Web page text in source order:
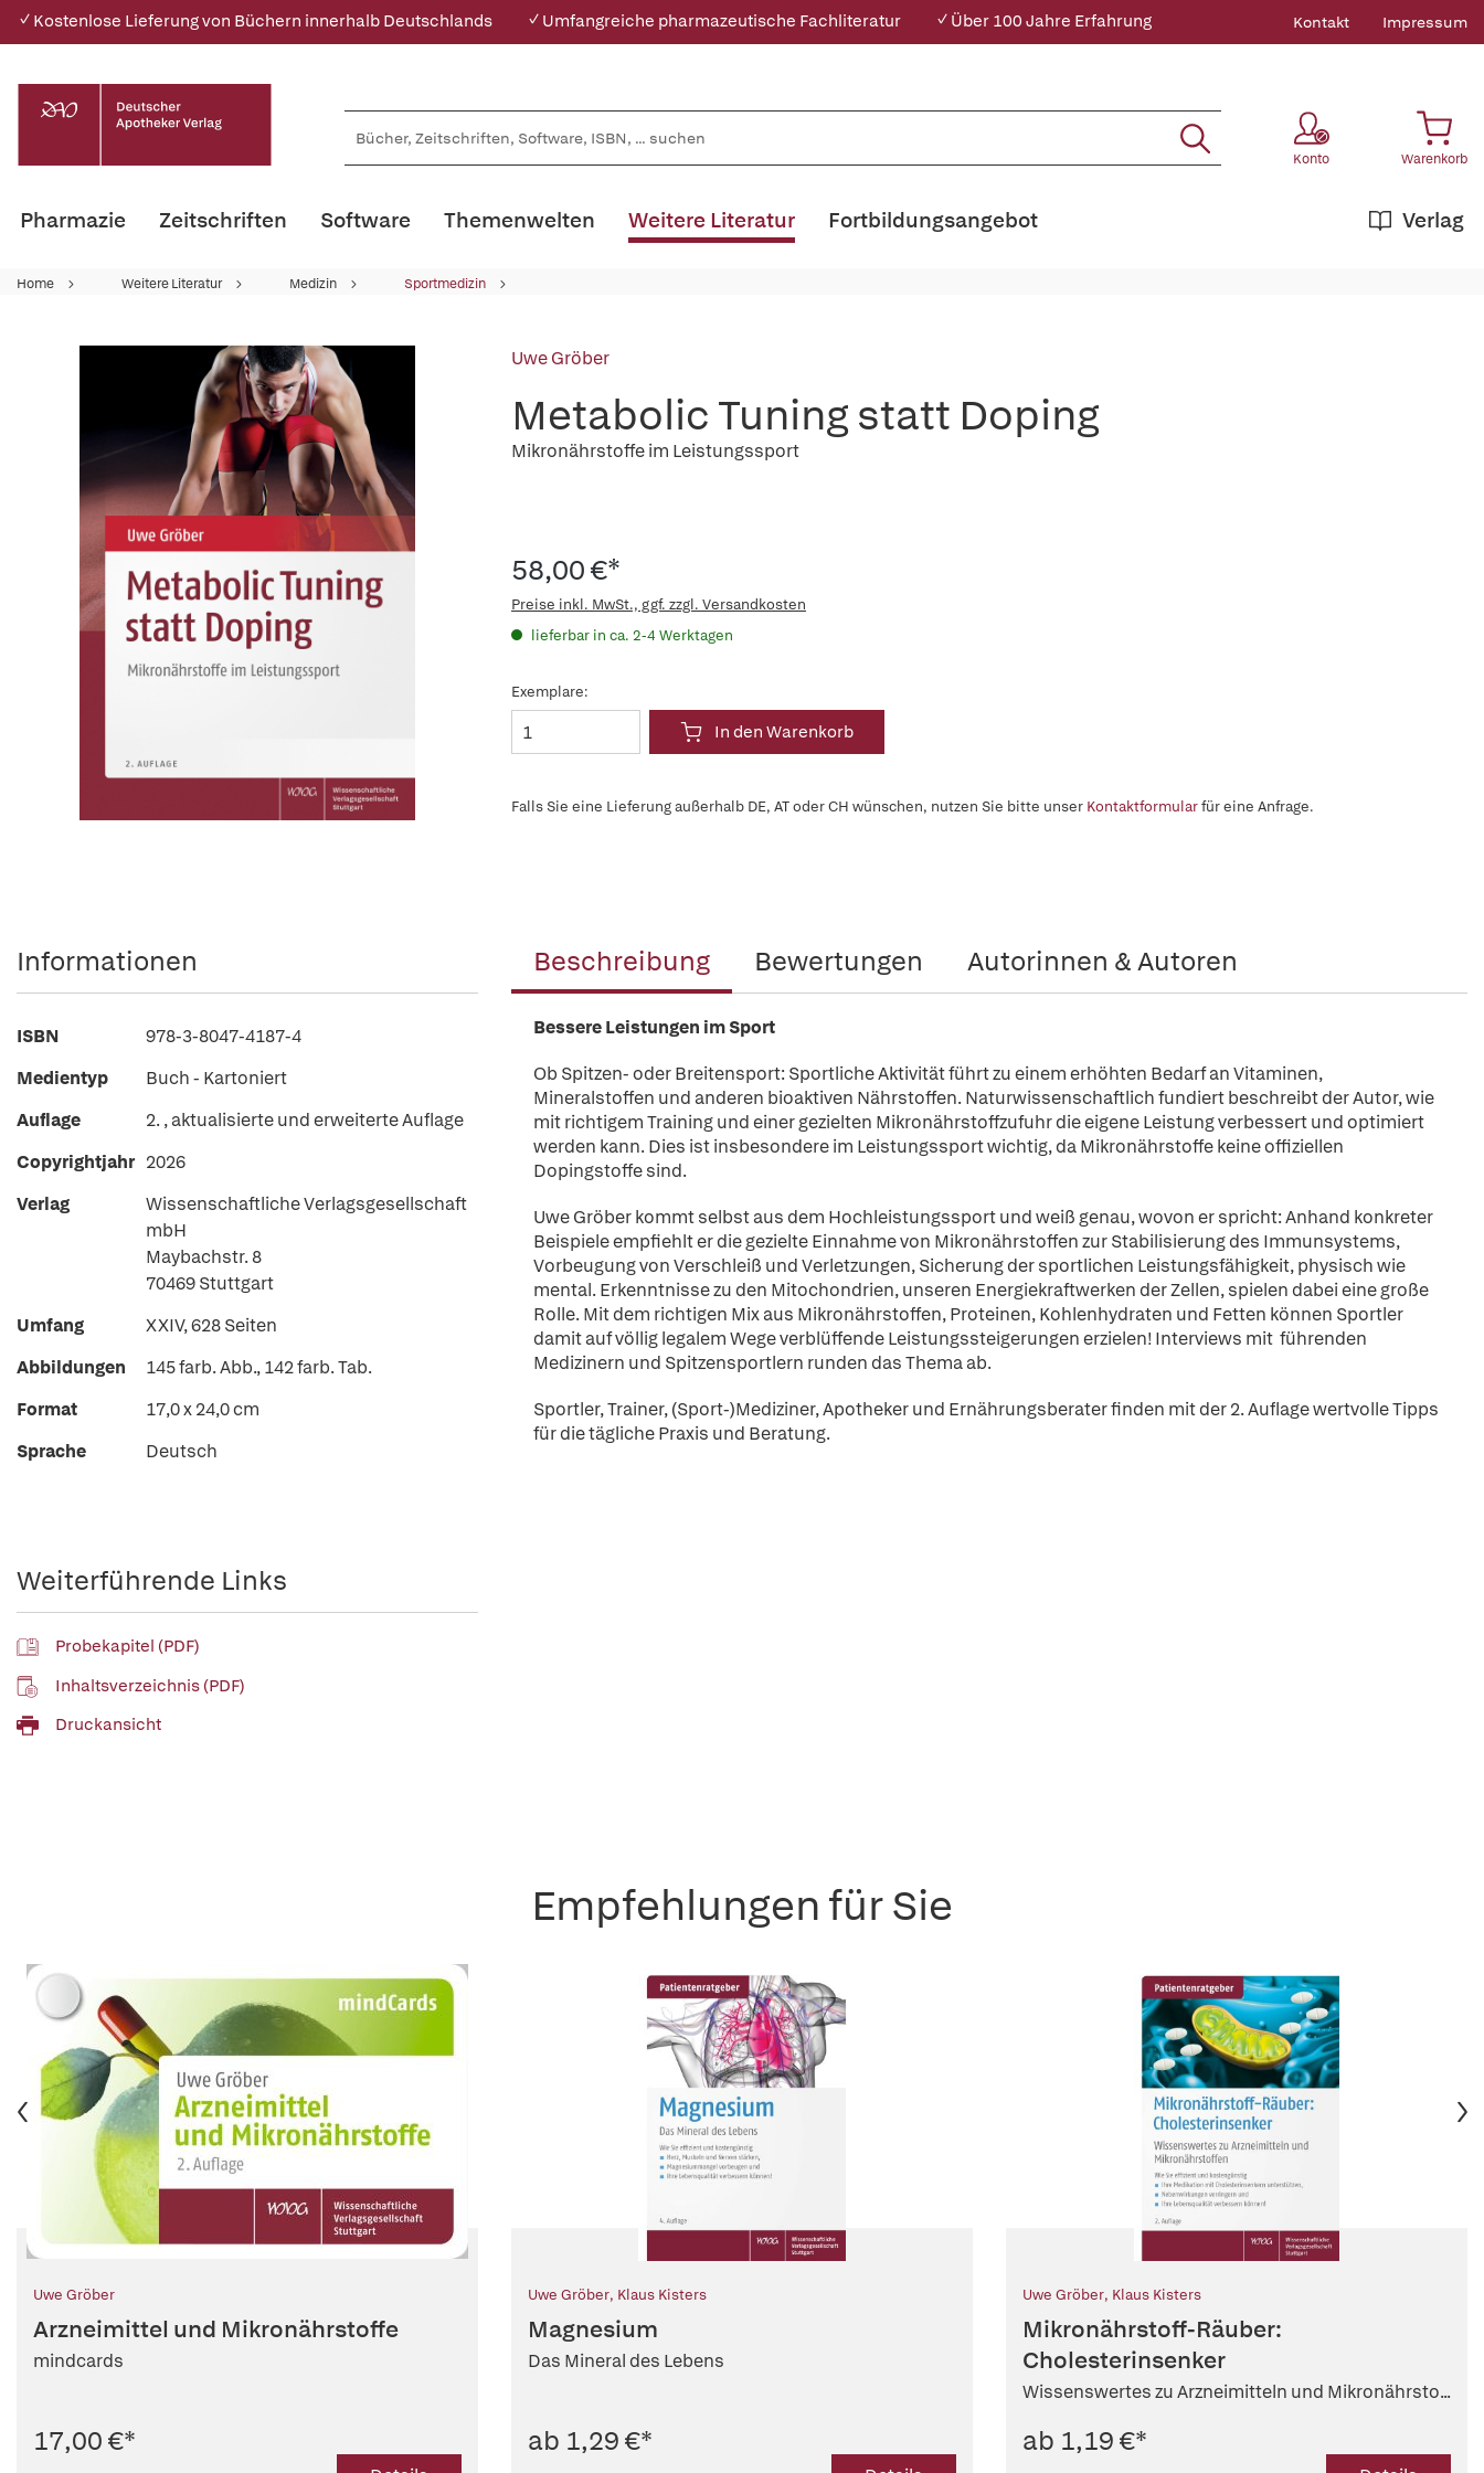
✓ Kostenlose Lieferung von Büchern innerhalb Deutschlands ✓ Umfangreiche pharmazeutische Fachliteratur ✓ Über 100 Jahre Erfahrung Kontakt Impressum
Konto Warenkorb
Pharmazie Zeitschriften Software Themenwelten Weitere Literatur Verlag
Fortbildungsangebot
Home Weitere Literatur Medizin Sportmedizin
Uwe Gröber
Metabolic Tuning statt Doping
Mikronährstoffe im Leistungssport
58,00 €*
Preise inkl. MwSt., ggf. zzgl. Versandkosten
lieferbar in ca. 2-4 Werktagen
Exemplare:
In den Warenkorb
Falls Sie eine Lieferung außerhalb DE, AT oder CH wünschen, nutzen Sie bitte unser Kontaktformularfür eine Anfrage.
Beschreibung Bewertungen Autorinnen & Autoren
Bessere Leistungen im Sport
Ob Spitzen- oder Breitensport: Sportliche Aktivität führt zu einem erhöhten Bedarf an Vitaminen,
Mineralstoffen und anderen bioaktiven Nährstoffen. Naturwissenschaftlich fundiert beschreibt der Autor, wie
mit richtigem Training und einer gezielten Mikronährstoffzufuhr die eigene Leistung verbessert und optimiert
werden kann. Dies ist insbesondere im Leistungssport wichtig, da Mikronährstoffe keine offiziellen
Dopingstoffe sind.
Uwe Gröber kommt selbst aus dem Hochleistungssport und weiß genau, wovon er spricht: Anhand konkreter
Beispiele empfiehlt er die gezielte Einnahme von Mikronährstoffen zur Stabilisierung des Immunsystems,
Vorbeugung von Verschleiß und Verletzungen, Sicherung der sportlichen Leistungsfähigkeit, physisch wie
mental. Erkenntnisse zu den Mitochondrien, unseren Energiekraftwerken der Zellen, spielen dabei eine große
Rolle. Mit dem richtigen Mix aus Mikronährstoffen, Proteinen, Kohlenhydraten und Fetten können Sportler
damit auf völlig legalem Wege verblüffende Leistungssteigerungen erzielen! Interviews mit führenden
Medizinern und Spitzensportlern runden das Thema ab.
Sportler, Trainer, (Sport-)Mediziner, Apotheker und Ernährungsberater finden mit der 2. Auflage wertvolle Tipps
für die tägliche Praxis und Beratung.
Informationen
ISBN
978-3-8047-4187-4
Medientyp
Buch - Kartoniert
Auflage
2. , aktualisierte und erweiterte Auflage
Copyrightjahr 2026
Verlag
Wissenschaftliche Verlagsgesellschaft
mbH
Maybachstr. 8
70469 Stuttgart
Umfang
XXIV, 628 Seiten
Abbildungen
145 farb. Abb., 142 farb. Tab.
Format
17,0 x 24,0 cm
Sprache
Deutsch
Weiterführende Links
Probekapitel (PDF)
Inhaltsverzeichnis (PDF)
Druckansicht
Empfehlungen für Sie
Uwe Gröber
Arzneimittel und Mikronährstoffe
mindcards
17,00 €*
Uwe Gröber, Klaus Kisters
Magnesium
Das Mineral des Lebens
ab 1,29 €*
Uwe Gröber, Klaus Kisters
Mikronährstoff-Räuber:
Cholesterinsenker
Wissenswertes zu Arzneimitteln und Mikronährsto...
ab 1,19 €*